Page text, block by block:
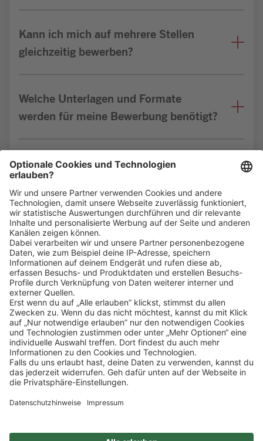
Kann ich mich auf mehrere Stellen
gleichzeitig bewerben?
Welche Unterlagen und Formate
werden für meine Bewerbung benötigt?
Bin ich für die Stelle geeignet?
Klickehier, um alle offenen Jobs zu sehen.
Impressum Datenschutz
Privatsphäre-Einstellungen
FAQ
Veranstaltungen
Sitemap